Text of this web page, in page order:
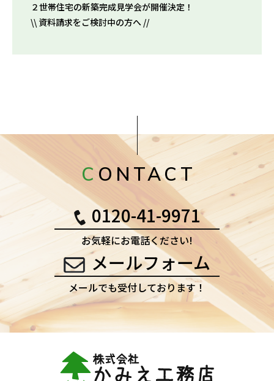
２世帯住宅の新築完成見学会が開催決定！
\\ 資料請求をご検討中の方へ //
CONTACT
0120-41-9971
お気軽にお電話ください!
メールフォーム
メールでも受付しております！